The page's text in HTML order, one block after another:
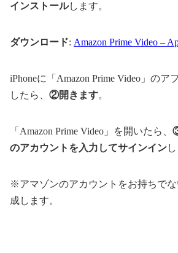
インストールします。
ダウンロード: Amazon Prime Video –
iPhoneに「Amazon Prime Video」のア
したら、 ②開きます。
「Amazon Prime Video」を開いたら、
のアカウントを入力してサインイン
※アマゾンのアカウントをお持ちで
成します。